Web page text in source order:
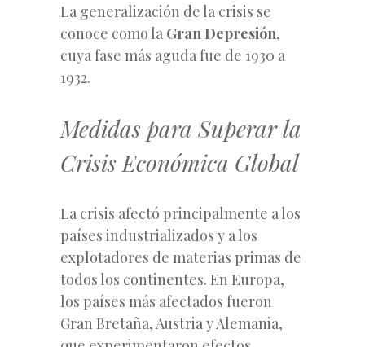
La generalización de la crisis se
conoce como la Gran Depresión,
cuya fase más aguda fue de 1930 a
1932.
Medidas para Superar la
Crisis Económica Global
La crisis afectó principalmente a los
países industrializados y a los
explotadores de materias primas de
todos los continentes. En Europa,
los países más afectados fueron
Gran Bretaña, Austria y Alemania,